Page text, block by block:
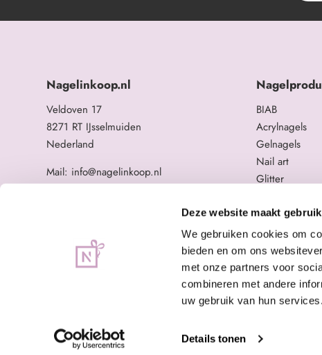
Deze website maakt
We gebruiken cookies om
bieden en om ons
met onze partners voor
combineren met andere
uw gebruik van hun services.
Details tonen
Nagelinkoop.nl
Veldoven 17
8271 RT IJsselmuiden
Nederland
Mail: info@nagelinkoop.nl
BTW nummer: NL863104678B01
BIAB
Acrylnagels
Gelnagels
Nail art
Glitter
Overige